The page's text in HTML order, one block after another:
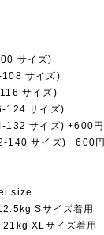
サイズ)
サイズ)
サイズ)
124 サイズ)
132 サイズ) +600円
140 サイズ) +600円
size
Sサイズ着用
XLサイズ着用